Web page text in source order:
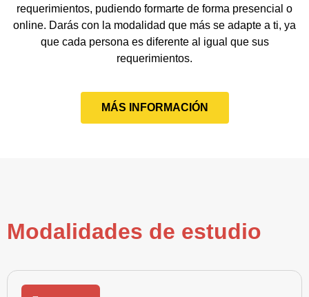
requerimientos, pudiendo formarte de forma presencial o
online. Darás con la modalidad que más se adapte a ti, ya
que cada persona es diferente al igual que sus
requerimientos.
MÁS INFORMACIÓN
Modalidades de estudio